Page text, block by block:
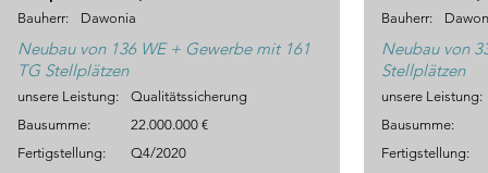
Bauherr: Dawonia
Neubau von 136 WE + Gewerbe mit 161
TG Stellplätzen
unsere Leistung:
Bausumme:
Fertigstellung:
Qualitätssicherung
22.000.000 €
Q4/2020
Bauherr:
Neubau von
Stellplätzen
unsere Leistung:
Bausumme:
Fertigstellung: